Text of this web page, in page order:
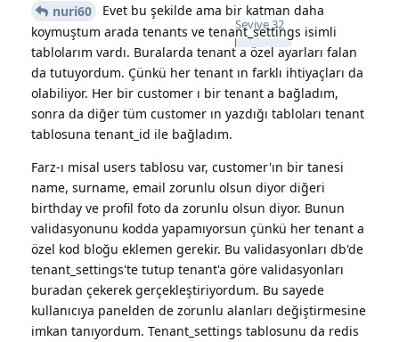
Seviye32
nuri60
Evet bu şekilde ama bir katman daha
koymuştum arada tenants ve tenant_settings isimli
tablolarım vardı. Buralarda tenant a özel ayarları falan
da tutuyordum. Çünkü her tenant ın farklı ihtiyaçları da
olabiliyor. Her bir customer ı bir tenant a bağladım,
sonra da diğer tüm customer ın yazdığı tabloları tenant
tablosuna tenant_id ile bağladım.
Farz-ı misal users tablosu var, customer'ın bir tanesi
name, surname, email zorunlu olsun diyor diğeri
birthday ve profil foto da zorunlu olsun diyor. Bunun
validasyonunu kodda yapamıyorsun çünkü her tenant a
özel kod bloğu eklemen gerekir. Bu validasyonları db'de
tenant_settings'te tutup tenant'a göre validasyonları
buradan çekerek gerçekleştiriyordum. Bu sayede
kullanıcıya panelden de zorunlu alanları değiştirmesine
imkan tanıyordum. Tenant_settings tablosunu da redis